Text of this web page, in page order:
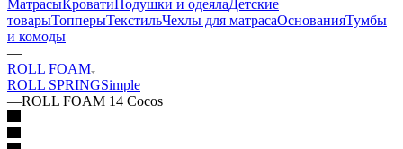
МатрасыКроватиПодушки и одеялаДетские
товарыТопперыТекстильЧехлы для матрасаОснованияТумбы
и комоды
—
ROLL FOAM
ROLL SPRINGSimple
—ROLL FOAM 14 Cocos